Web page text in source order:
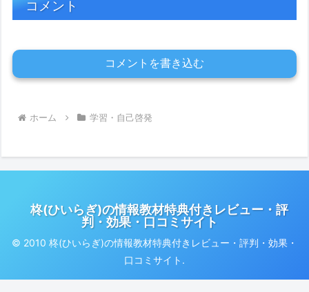
コメント
コメントを書き込む
ホーム 学習・自己啓発
柊(ひいらぎ)の情報教材特典付きレビュー・評
判・効果・口コミサイト
© 2010 柊(ひいらぎ)の情報教材特典付きレビュー・評判・効果・
口コミサイト.